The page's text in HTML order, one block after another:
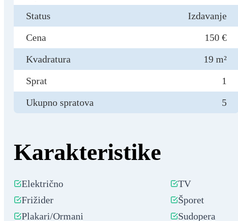
Status
Izdavanje
Cena
150 €
Kvadratura
19 m²
Sprat
1
Ukupno spratova
5
Karakteristike
Električno TV
Frižider
Šporet
Plakari/Ormani
Sudopera